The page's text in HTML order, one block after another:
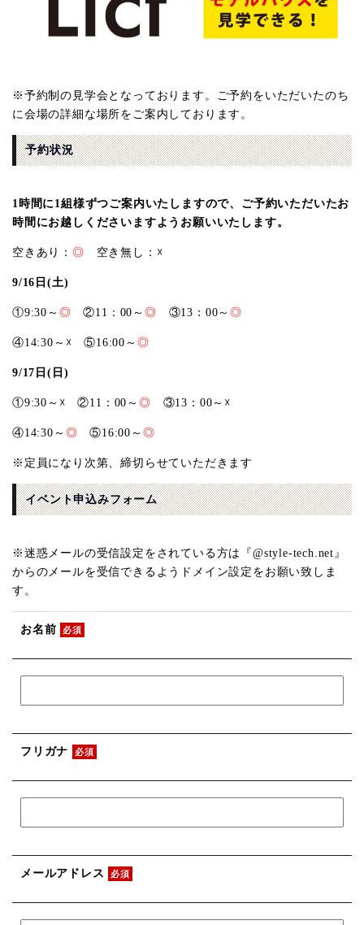
※予約制の見学会となっております。ご予約をいただいたのち
に会場の詳細な場所をご案内しております。
予約状況
1時間に1組様ずつご案内いたしますので、ご予約いただいたお
時間にお越しくださいますようお願いいたします。
空きあり： ◎ 空き無し： ☓
9/16日(土)
①9:30～ ◎ ②11：00～◎ ③13：00～◎
④14:30～☓ ⑤16:00～ ◎
9/17日(日)
①9:30～☓ ②11：00～◎ ③13：00～☓
④14:30～ ◎ ⑤16:00～ ◎
※定員になり次第、締切らせていただきます
イベント申込みフォーム
※迷惑メールの受信設定をされている方は『@style-tech.net』
からのメールを受信できるようドメイン設定をお願い致しま
す。
お名前 必須
フリガナ 必須
メールアドレス 必須